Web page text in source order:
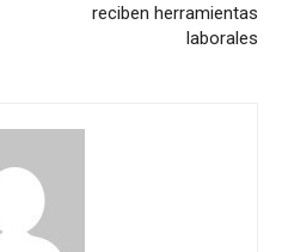
reciben herramientas
laborales